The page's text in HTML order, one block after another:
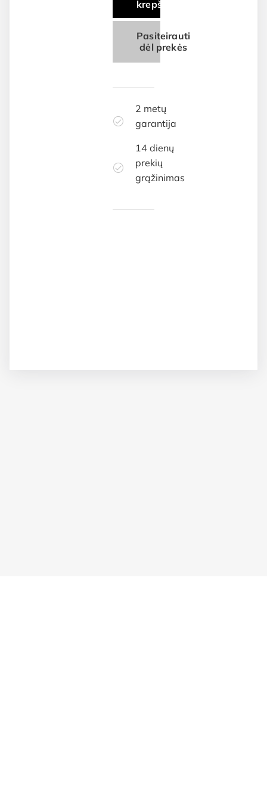
krepšelį
Pasiteirauti
dėl prekės
2 metų
garantija
14 dienų
prekių
grąžinimas